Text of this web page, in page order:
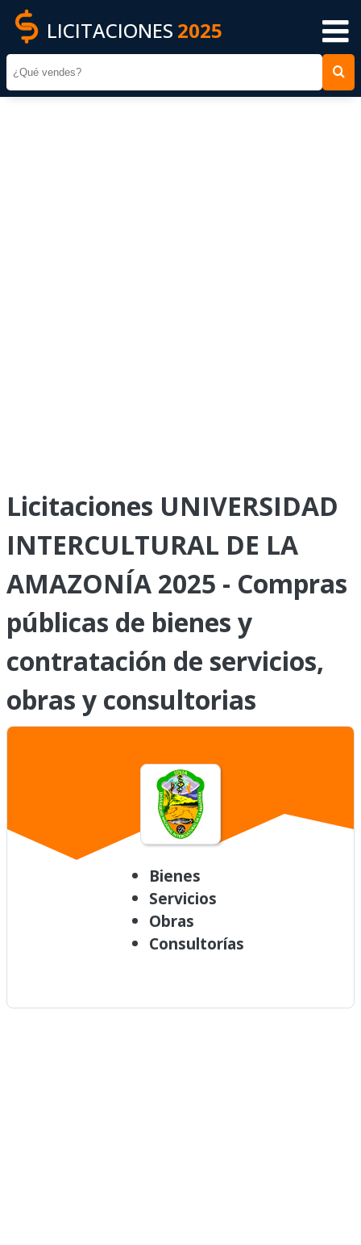
LICITACIONES 2025
Licitaciones UNIVERSIDAD
INTERCULTURAL DE LA
AMAZONÍA 2025 - Compras
públicas de bienes y
contratación de servicios,
obras y consultorias
Bienes
Servicios
Obras
Consultorías